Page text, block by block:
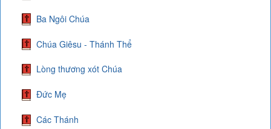
Ba Ngôi Chúa
Chúa Giêsu - Thánh Thể
Lòng thương xót Chúa
Đức Mẹ
Các Thánh